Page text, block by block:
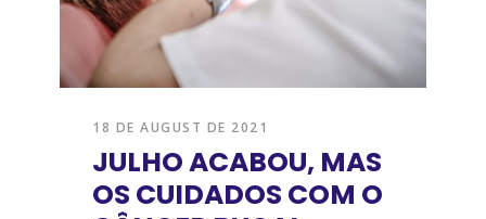
18 DE AUGUST DE 2021
JULHO ACABOU, MAS
OS CUIDADOS COM O